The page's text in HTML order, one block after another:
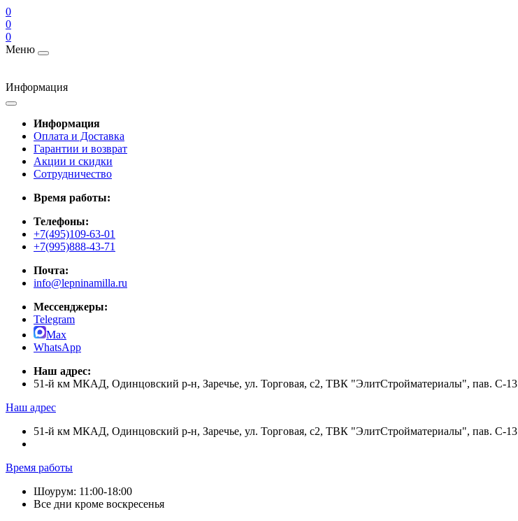
0
0
0
Меню
Информация
Информация
Оплата и Доставка
Гарантии и возврат
Акции и скидки
Cотрудничество
Время работы:
Телефоны:
+7(495)109-63-01
+7(995)888-43-71
Почта:
info@lepninamilla.ru
Мессенджеры:
Telegram
Max
WhatsApp
Наш адрес:
51-й км МКАД, Одинцовский р-н, Заречье, ул. Торговая, с2, ТВК "ЭлитСтройматериалы", пав. С-13
Наш адрес
51-й км МКАД, Одинцовский р-н, Заречье, ул. Торговая, с2, ТВК "ЭлитСтройматериалы", пав. С-13
Время работы
Шоурум: 11:00-18:00
Все дни кроме воскресенья